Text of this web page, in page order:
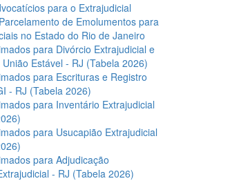
para o Extrajudicial
de Emolumentos para
no Estado do Rio de Janeiro
para Divórcio Extrajudicial e
Estável - RJ (Tabela 2026)
para Escrituras e Registro
- RJ (Tabela 2026)
para Inventário Extrajudicial
para Usucapião Extrajudicial
para Adjudicação
- RJ (Tabela 2026)